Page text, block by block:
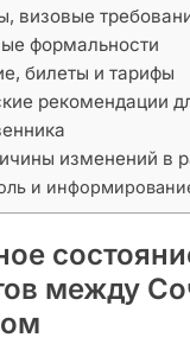
визовые
формальности
билеты и тарифы
рекомендации
изменений в
и
между